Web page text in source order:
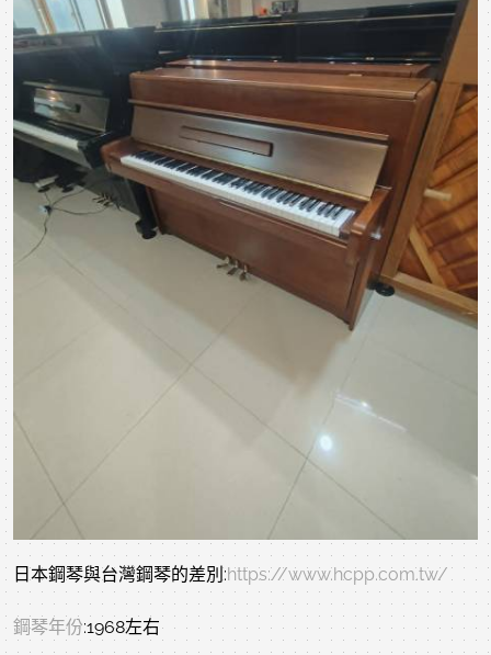
日本鋼琴與台灣鋼琴的差別:https://www.hcpp.com.tw/
鋼琴年份:1968左右